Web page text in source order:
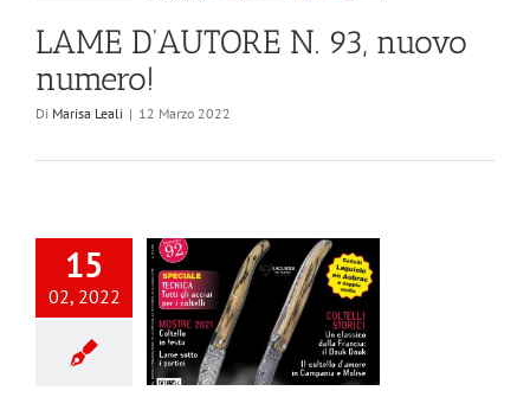
LAME D’AUTORE N. 93, nuovo
numero!
Di Marisa Leali | 12 Marzo 2022
15
02, 2022